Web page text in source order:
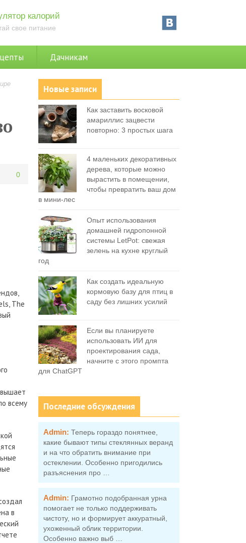
калорий
свое питание
Дачникам
0
The
всему
в
Новые записи
Как заставить восковой
амариллис зацвести
повторно: 3 простых шага
4 маленьких декоративных
дерева, которые можно
вырастить в помещении,
чтобы превратить ваш дом
в мини-лес
Опыт использования
домашней гидропонной
системы LetPot: свежая
зелень на кухне круглый
год
Как создать идеальную
кормовую базу для птиц в
саду без лишних усилий
Если вы планируете
использовать ИИ для
проектирования сада,
начните с этого промпта
для ChatGPT
Последние обсуждения
Admin: Теперь гораздо понятнее,
какие бывают типы стеклянных веранд
и на что обратить внимание при
остеклении. Особенно пригодились
разъяснения про …
Admin: Грамотно подобранная урна
помогает не только поддерживать
чистоту, но и формирует аккуратный,
ухоженный облик территории.
Особенно важно выб …